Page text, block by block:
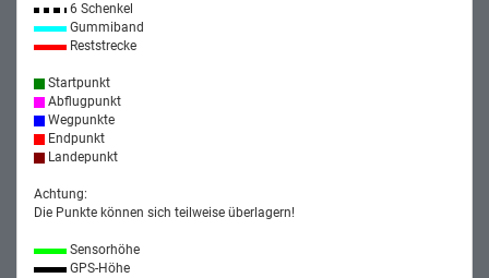
6 Schenkel
Gummiband
Reststrecke
Startpunkt
Abflugpunkt
Wegpunkte
Endpunkt
Landepunkt
Achtung:
Die Punkte können sich teilweise überlagern!
Sensorhöhe
GPS-Höhe